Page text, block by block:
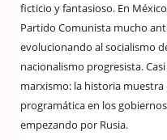
ficticio y fantasioso. En
Partido Comunista mucho
evolucionando al socialismo
nacionalismo progresista.
marxismo: la historia
programática en los
empezando por Rusia.